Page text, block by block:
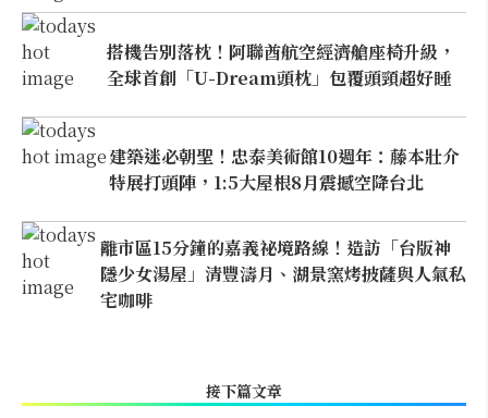
搭機告別落枕！阿聯酋航空經濟艙座椅升級，
全球首創「U-Dream頭枕」包覆頭頸超好睡
建築迷必朝聖！忠泰美術館10週年：藤本壯介
特展打頭陣，1:5大屋根8月震撼空降台北
離市區15分鐘的嘉義祕境路線！造訪「台版神
隱少女湯屋」清豐濤月、湖景窯烤披薩與人氣私
宅咖啡
接下篇文章